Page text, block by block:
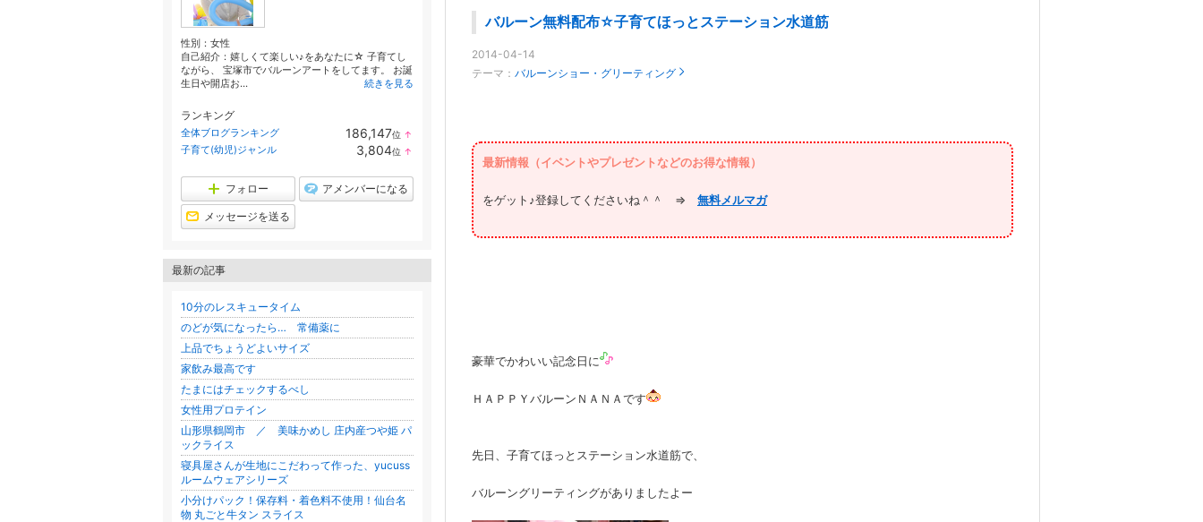
バルーン無料配布☆子育てほっとステーション水道筋
2014-04-14
テーマ： バルーンショー・グリーティング
最新情報（イベントやプレゼントなどのお得な情報）
をゲット♪登録してくださいね＾＾ ⇒ 無料メルマガ
豪華でかわいい記念日に
ＨＡＰＰＹバルーンＮＡＮＡです
先日、子育てほっとステーション水道筋で、
バルーングリーティングがありましたよー
性別： 女性
自己紹介：嬉しくて楽しい♪をあなたに☆ 子育てし
ながら、 宝塚市でバルーンアートをしてます。 お誕
生日や開店お...
続きを見る
ランキング
全体ブログランキング 186,147位 ↑
ン
子育て(幼児)ジャンル 3,804位 ↑
フォロー アメンバーになる
メッセージを送る
最新の記事
10分のレスキュータイム
のどが気になったら… 常備薬に
上品でちょうどよいサイズ
家飲み最高です
たまにはチェックするべし
女性用プロテイン
山形県鶴岡市 ／ 美味かめし 庄内産つや姫 パ
ックライス
寝具屋さんが生地にこだわって作った、yucuss
ルームウェアシリーズ
小分けパック！保存料・着色料不使用！仙台名
物 丸ごと牛タン スライス